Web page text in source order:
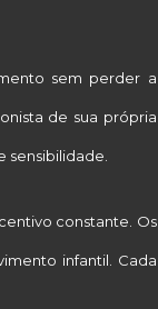
sem perder a
de sua própria
sensibilidade.
constante. Os
infantil. Cada